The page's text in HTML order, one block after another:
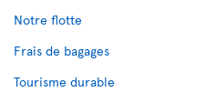
Notre flotte
Frais de bagages
Tourisme durable